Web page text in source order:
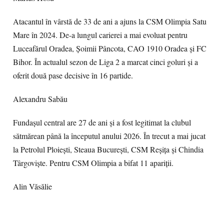
Atacantul în vârstă de 33 de ani a ajuns la CSM Olimpia Satu
Mare în 2024. De-a lungul carierei a mai evoluat pentru
Luceafărul Oradea, Șoimii Pâncota, CAO 1910 Oradea și FC
Bihor. În actualul sezon de Liga 2 a marcat cinci goluri și a
oferit două pase decisive în 16 partide.
Alexandru Sabău
Fundașul central are 27 de ani și a fost legitimat la clubul
sătmărean până la începutul anului 2026. În trecut a mai jucat
la Petrolul Ploiești, Steaua București, CSM Reșița și Chindia
Târgoviște. Pentru CSM Olimpia a bifat 11 apariții.
Alin Văsălie